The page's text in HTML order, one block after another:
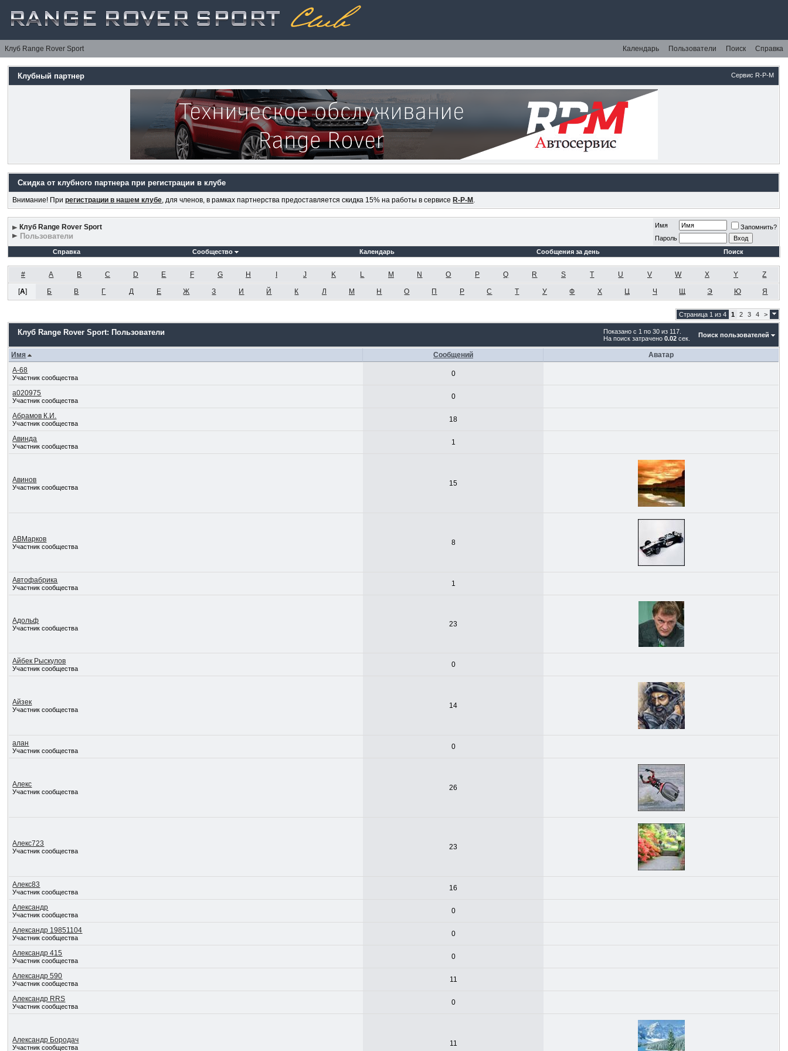
Клуб Range Rover Sport Календарь Пользователи Поиск Справка
Сервис R-P-M
Клубный партнер
Скидка от клубного партнера при регистрации в клубе
Внимание! Прирегистрации в нашем клубе, для членов, в рамках партнерства предоставляется скидка 15% на работы в сервисе R-P-M .
Клуб Range Rover Sport
Пользователи
Имя
Запомнить?
Пароль
Справка
Сообщество Календарь Сообщения за день Поиск
# A B C D E F G H J K L M N O P Q R S T U V W X Y Z
[А] Б В Г Д Е Ж З И Й К Л М Н О П Р С Т У Ф Х Ц Ч Щ Э Ю Я
Страница 1 из 4 1 2 3 4 >
Показано с 1 по 30 из 117.
На поиск затрачено0.02 сек.
Клуб Range Rover Sport: Пользователи Поиск пользователей
Имя Сообщений
Аватар
А-68
Участник сообщества 0
а020975
Участник сообщества 0
Абрамов К.И.
Участник сообщества 18
Авинда
Участник сообщества 1
Авинов
Участник сообщества 15
АВМарков
Участник сообщества 8
Автофабрика
Участник сообщества 1
Адольф
Участник сообщества 23
Айбек Рыскулов
Участник сообщества 0
Айзек
Участник сообщества 14
алан
Участник сообщества 0
Алекс
Участник сообщества 26
Алекс723
Участник сообщества 23
Алекс83
Участник сообщества 16
Александр
Участник сообщества 0
Александр 19851104
Участник сообщества 0
Александр 415
Участник сообщества 0
Александр 590
Участник сообщества 11
Александр RRS
Участник сообщества 0
Александр Бородач
Участник сообщества 11